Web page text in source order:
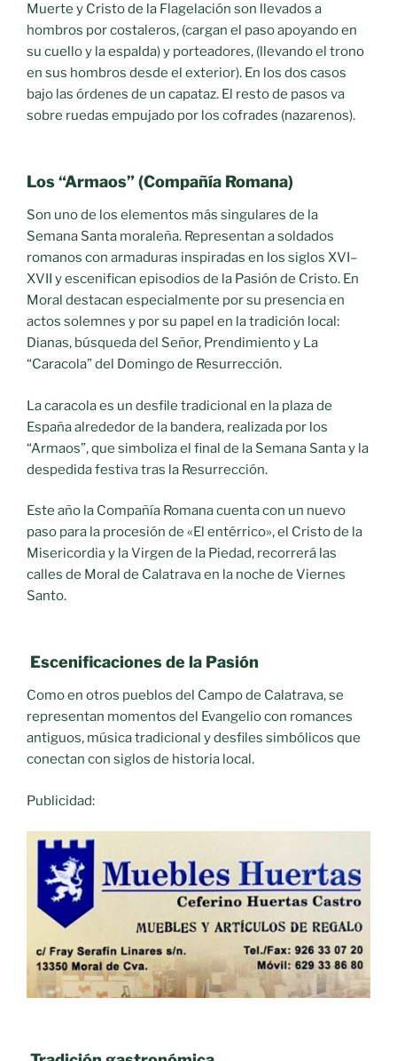
Muerte y Cristo de la Flagelación son llevados a
hombros por costaleros, (cargan el paso apoyando en
su cuello y la espalda) y porteadores, (llevando el trono
en sus hombros desde el exterior). En los dos casos
bajo las órdenes de un capataz. El resto de pasos va
sobre ruedas empujado por los cofrades (nazarenos).
Los “Armaos” (Compañía Romana)
Son uno de los elementos más singulares de la
Semana Santa moraleña. Representan a soldados
romanos con armaduras inspiradas en los siglos XVI–
XVII y escenifican episodios de la Pasión de Cristo. En
Moral destacan especialmente por su presencia en
actos solemnes y por su papel en la tradición local:
Dianas, búsqueda del Señor, Prendimiento y La
“Caracola” del Domingo de Resurrección.
La caracola es un desfile tradicional en la plaza de
España alrededor de la bandera, realizada por los
“Armaos”, que simboliza el final de la Semana Santa y la
despedida festiva tras la Resurrección.
Este año la Compañía Romana cuenta con un nuevo
paso para la procesión de «El entérrico», el Cristo de la
Misericordia y la Virgen de la Piedad, recorrerá las
calles de Moral de Calatrava en la noche de Viernes
Santo.
Escenificaciones de la Pasión
Como en otros pueblos del Campo de Calatrava, se
representan momentos del Evangelio con romances
antiguos, música tradicional y desfiles simbólicos que
conectan con siglos de historia local.
Publicidad: